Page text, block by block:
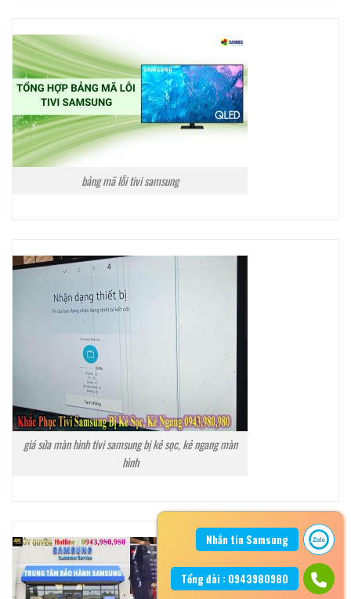
bảng mã lỗi tivi samsung
giá sửa màn hình tivi samsung bị kẻ sọc, kẻ ngang màn
hình
Nhắn tin Samsung
Tổng đài : 0943980980